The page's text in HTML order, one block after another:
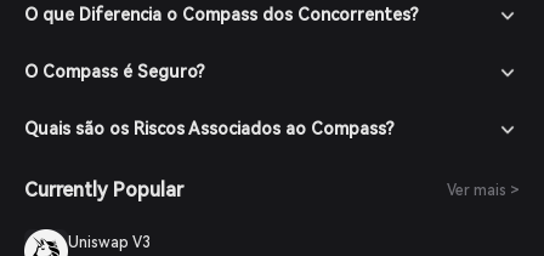
O que Diferencia o Compass dos Concorrentes?
O Compass é Seguro?
Quais são os Riscos Associados ao Compass?
Currently Popular Ver mais >
Uniswap V3